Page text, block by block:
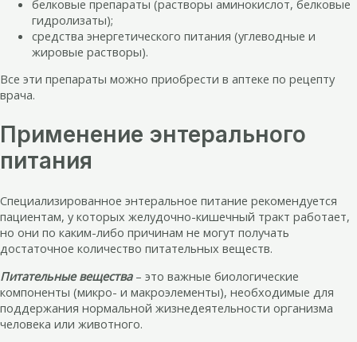
белковые препараты (растворы аминокислот, белковые
гидролизаты);
средства энергетического питания (углеводные и
жировые растворы).
Все эти препараты можно приобрести в аптеке по рецепту
врача.
Применение энтерального
питания
Специализированное энтеральное питание рекомендуется
пациентам, у которых желудочно-кишечный тракт работает,
но они по каким-либо причинам не могут получать
достаточное количество питательных веществ.
Питательные вещества– это важные биологические
компоненты (микро- и макроэлементы), необходимые для
поддержания нормальной жизнедеятельности организма
человека или животного.